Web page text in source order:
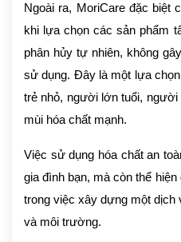
Ngoài ra, MoriCare đặc biệt
khi lựa chọn các sản phẩm
phân hủy tự nhiên, không
sử dụng. Đây là một lựa
trẻ nhỏ, người lớn tuổi,
mùi hóa chất mạnh.
Việc sử dụng hóa chất an
gia đình bạn, mà còn thể
trong việc xây dựng một dịch
và môi trường.